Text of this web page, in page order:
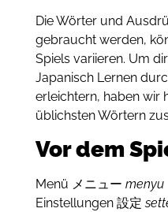
Die Wörter und
gebraucht werden,
Spiels variieren. Um
Japanisch Lernen
erleichtern, haben wir
üblichsten Wörtern
Vor dem
Menü メニュー menyu
Einstellungen 設定